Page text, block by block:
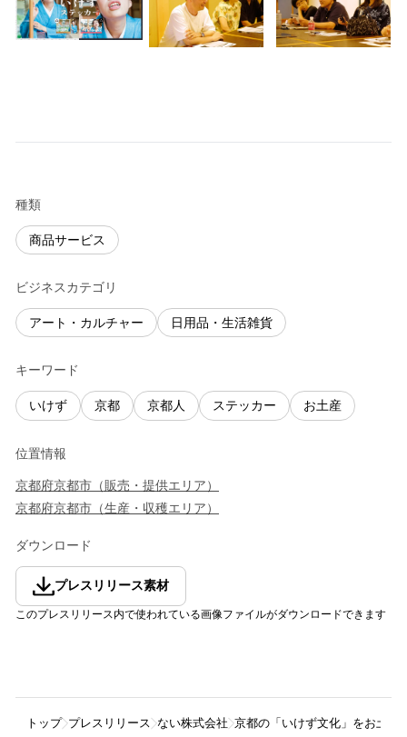
種類
商品サービス
ビジネスカテゴリ
アート・カルチャー 日用品・生活雑貨
キーワード
いけず 京都 京都人 ステッカー お土産
位置情報
京都府京都市 （ 販売・提供エリア ）
京都府京都市 （生産・収穫エリア ）
ダウンロード
プレスリリース素材
このプレスリリース内で使われている画像ファイルがダウンロードできます
トップ プレスリリース ない株式会社 京都の「いけず文化」をお土産